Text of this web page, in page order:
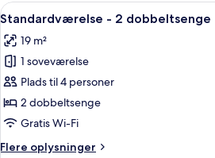
kingsize-
Indlæs
alle
billeder
af
Standardværelse
-
2
Et
5
Standardværelse - 2 dobbeltsenge
19 m²
1 soveværelse
Plads til 4 personer
2 dobbeltsenge
Gratis Wi-Fi
Flere oplysninger
Flere